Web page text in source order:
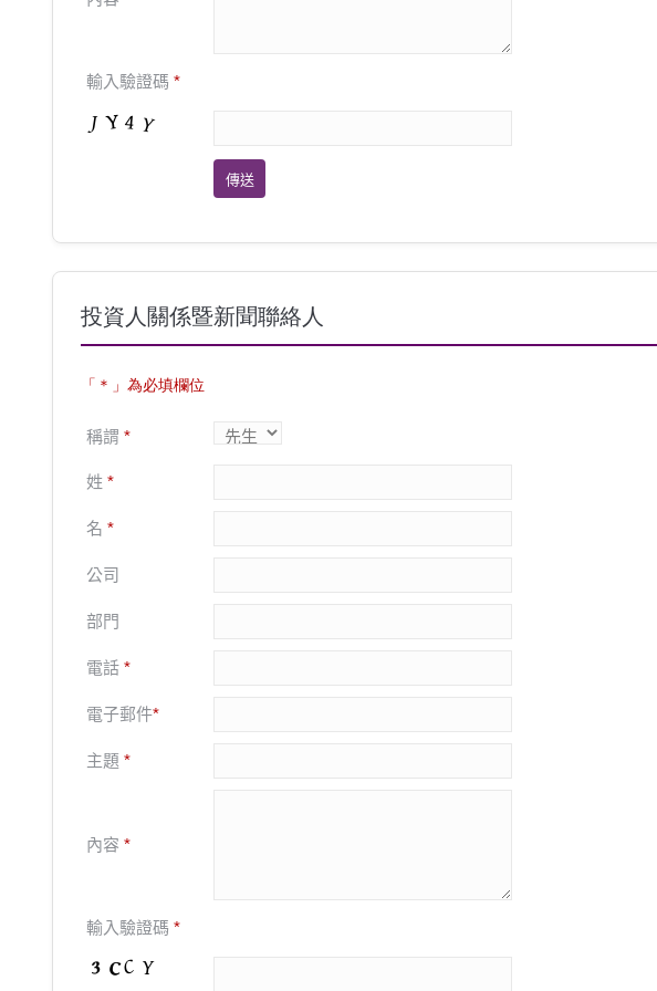
輸入驗證碼 *
投資人關係暨新聞聯絡人
「＊」為必填欄位
稱謂 *
姓 *
名 *
公司
部門
電話 *
電子郵件*
主題 *
內容 *
輸入驗證碼 *